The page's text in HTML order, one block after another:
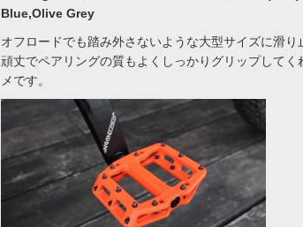
Blue,Olive Grey
オフロードでも踏み外さないような大型サイズに滑
頑丈でペアリングの質もよくしっかりグリップして
メです。